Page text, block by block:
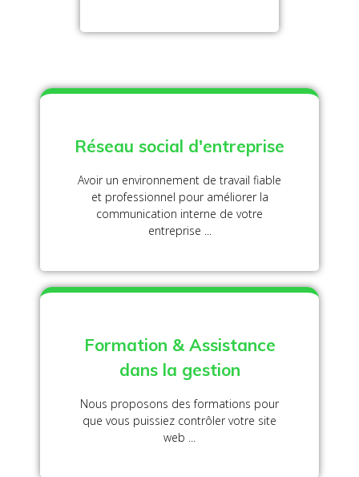
Réseau social d'entreprise
Avoir un environnement de travail fiable
et professionnel pour améliorer la
communication interne de votre
entreprise ...
Formation & Assistance
dans la gestion
Nous proposons des formations pour
que vous puissiez contrôler votre site
web ...